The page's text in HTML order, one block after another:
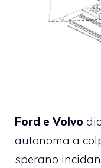
Ford e Volvo
autonoma a
sperano